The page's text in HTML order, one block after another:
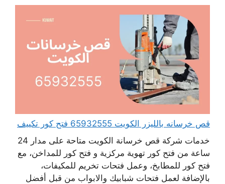
قص خرسانه بالليزر الكويت 65932555 فتح كور تكييف
خدمات شركة قص خرسانة الكويت متاحة على مدار 24
ساعة من فتح كور تهوية مركزية و فتح كور للمداخن، مع
فتح كور للمطابخ، وعمل فتحات تخريم للمكيفات،
بالإضافة لعمل فتحات شبابيك والابواب من قبل أفضل